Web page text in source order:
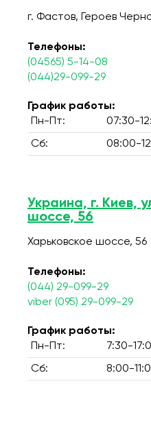
г. Фастов, Героев
Телефоны:
(04565) 5-14-08
(044)29-099-29
График работы:
Пн-Пт:
07:30-
Сб: 08:00-
Украина, г. Киев,
шоссе, 56
Харьковское шоссе, 56
Телефоны:
(044) 29-099-29
viber (095) 29-099-29
График работы:
Пн-Пт:
7:30-
Сб: 8:00-